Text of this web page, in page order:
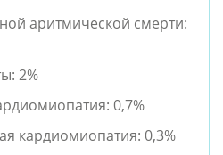
аритмической смерти:
2%
0,7%
кардиомиопатия: 0,3%